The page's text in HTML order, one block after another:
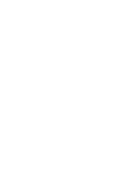
Апальков Вячеслав